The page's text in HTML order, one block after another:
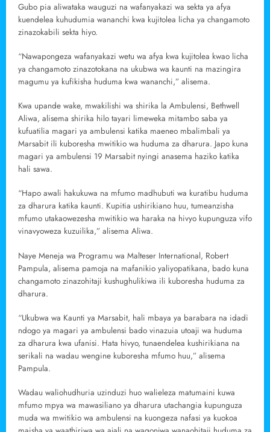
Gubo pia aliwataka wauguzi na wafanyakazi wa sekta ya afya
kuendelea kuhudumia wananchi kwa kujitolea licha ya changamoto
zinazokabili sekta hiyo.
“Nawapongeza wafanyakazi wetu wa afya kwa kujitolea kwao licha
ya changamoto zinazotokana na ukubwa wa kaunti na mazingira
magumu ya kufikisha huduma kwa wananchi,” alisema.
Kwa upande wake, mwakilishi wa shirika la Ambulensi, Bethwell
Aliwa, alisema shirika hilo tayari limeweka mitambo saba ya
kufuatilia magari ya ambulensi katika maeneo mbalimbali ya
Marsabit ili kuboresha mwitikio wa huduma za dharura. Japo kuna
magari ya ambulensi 19 Marsabit nyingi anasema haziko katika
hali sawa.
“Hapo awali hakukuwa na mfumo madhubuti wa kuratibu huduma
za dharura katika kaunti. Kupitia ushirikiano huu, tumeanzisha
mfumo utakaowezesha mwitikio wa haraka na hivyo kupunguza vifo
vinavyoweza kuzuilika,” alisema Aliwa.
Naye Meneja wa Programu wa Malteser International, Robert
Pampula, alisema pamoja na mafanikio yaliyopatikana, bado kuna
changamoto zinazohitaji kushughulikiwa ili kuboresha huduma za
dharura.
“Ukubwa wa Kaunti ya Marsabit, hali mbaya ya barabara na idadi
ndogo ya magari ya ambulensi bado vinazuia utoaji wa huduma
za dharura kwa ufanisi. Hata hivyo, tunaendelea kushirikiana na
serikali na wadau wengine kuboresha mfumo huu,” alisema
Pampula.
Wadau waliohudhuria uzinduzi huo walieleza matumaini kuwa
mfumo mpya wa mawasiliano ya dharura utachangia kupunguza
muda wa mwitikio wa ambulensi na kuongeza nafasi ya kuokoa